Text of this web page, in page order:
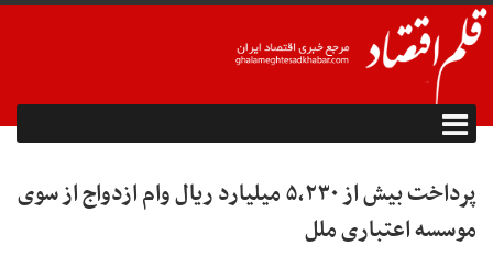
پرداخت بیش از ۵,۲۳۰ میلیارد ریال وام ازدواج از سوی
موسسه اعتباری ملل